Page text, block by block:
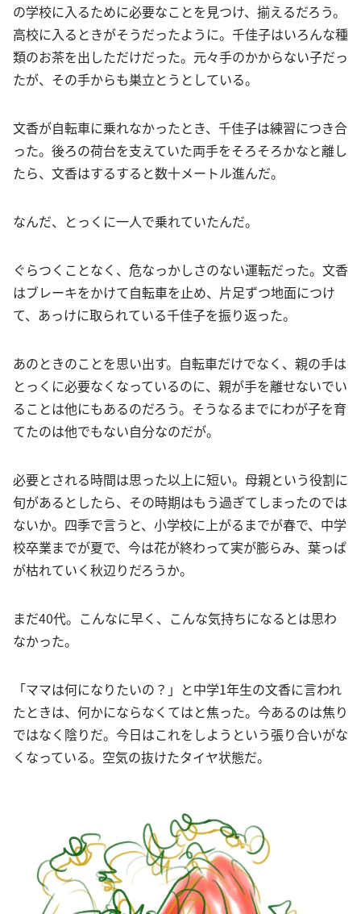
の学校に入るために必要なことを見つけ、揃えるだろう。
高校に入るときがそうだったように。千佳子はいろんな種
類のお茶を出しただけだった。元々手のかからない子だっ
たが、その手からも巣立とうとしている。
文香が自転車に乗れなかったとき、千佳子は練習につき合
った。後ろの荷台を支えていた両手をそろそろかなと離し
たら、文香はするすると数十メートル進んだ。
なんだ、とっくに一人で乗れていたんだ。
ぐらつくことなく、危なっかしさのない運転だった。文香
はブレーキをかけて自転車を止め、片足ずつ地面につけ
て、あっけに取られている千佳子を振り返った。
あのときのことを思い出す。自転車だけでなく、親の手は
とっくに必要なくなっているのに、親が手を離せないでい
ることは他にもあるのだろう。そうなるまでにわが子を育
てたのは他でもない自分なのだが。
必要とされる時間は思った以上に短い。母親という役割に
旬があるとしたら、その時期はもう過ぎてしまったのでは
ないか。四季で言うと、小学校に上がるまでが春で、中学
校卒業までが夏で、今は花が終わって実が膨らみ、葉っぱ
が枯れていく秋辺りだろうか。
まだ40代。こんなに早く、こんな気持ちになるとは思わ
なかった。
「ママは何になりたいの？」と中学1年生の文香に言われ
たときは、何かにならなくてはと焦った。今あるのは焦り
ではなく陰りだ。今日はこれをしようという張り合いがな
くなっている。空気の抜けたタイヤ状態だ。